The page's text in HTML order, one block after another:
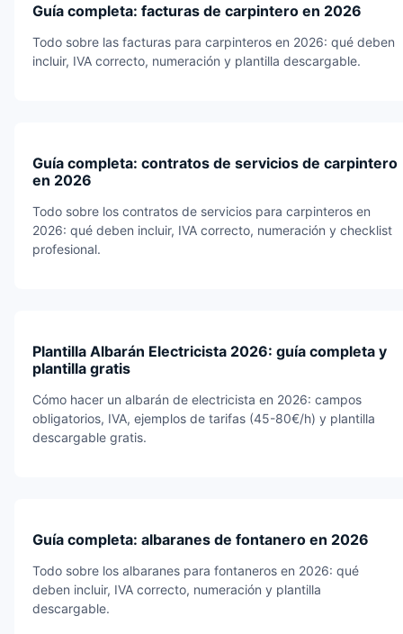
Guía completa: facturas de carpintero en 2026
Todo sobre las facturas para carpinteros en 2026: qué deben
incluir, IVA correcto, numeración y plantilla descargable.
Guía completa: contratos de servicios de carpintero
en 2026
Todo sobre los contratos de servicios para carpinteros en
2026: qué deben incluir, IVA correcto, numeración y checklist
profesional.
Plantilla Albarán Electricista 2026: guía completa y
plantilla gratis
Cómo hacer un albarán de electricista en 2026: campos
obligatorios, IVA, ejemplos de tarifas (45-80€/h) y plantilla
descargable gratis.
Guía completa: albaranes de fontanero en 2026
Todo sobre los albaranes para fontaneros en 2026: qué
deben incluir, IVA correcto, numeración y plantilla
descargable.